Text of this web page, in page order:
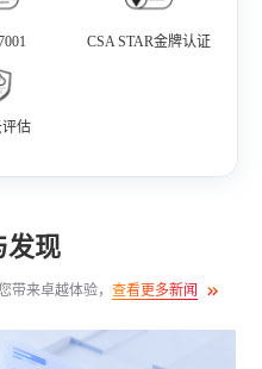
CSA STAR金牌认证
评估
发现
带来卓越体验， 查看更多新闻